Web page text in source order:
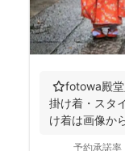
⭐️fotowa殿
掛け着・スタ
け着は画像か
予約承諾率